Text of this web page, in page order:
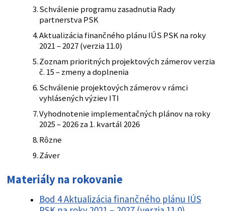
Schválenie programu zasadnutia Rady
partnerstva PSK
Aktualizácia finančného plánu IÚS PSK na roky
2021 – 2027 (verzia 11.0)
Zoznam prioritných projektových zámerov verzia
č. 15 – zmeny a doplnenia
Schválenie projektových zámerov v rámci
vyhlásených výziev ITI
Vyhodnotenie implementačných plánov na roky
2025 – 2026 za 1. kvartál 2026
Rôzne
Záver
Materiály na rokovanie
Bod 4 Aktualizácia finančného plánu IÚS